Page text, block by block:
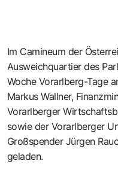
Im Camineum der
Ausweichquartier des
Woche Vorarlberg-Tage
Markus Wallner,
Vorarlberger
sowie der Vorarlberger
Großspender Jürgen
geladen.